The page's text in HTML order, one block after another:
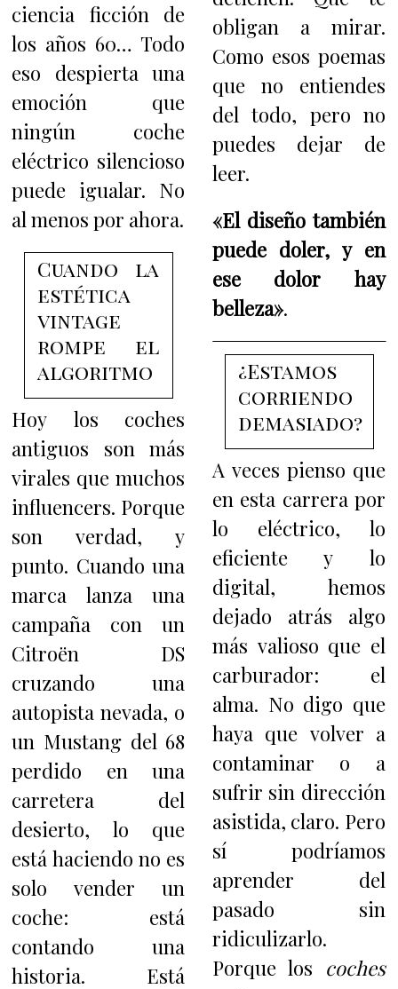
ciencia ficción de
los años 60… Todo
eso despierta una
emoción que
ningún coche
eléctrico silencioso
puede igualar. No
al menos por ahora.
Cuando la
estética
vintage
rompe el
algoritmo
Hoy los coches
antiguos son más
virales que muchos
influencers. Porque
son verdad, y
punto. Cuando una
marca lanza una
campaña con un
Citroën DS
cruzando una
autopista nevada, o
un Mustang del 68
perdido en una
carretera del
desierto, lo que
está haciendo no es
solo vender un
coche: está
contando una
historia. Está
obligan a mirar.
Como esos poemas
que no entiendes
del todo, pero no
puedes dejar de
leer.
«El diseño también
puede doler, y en
ese dolor hay
belleza».
¿Estamos
corriendo
demasiado?
A veces pienso que
en esta carrera por
lo eléctrico, lo
eficiente y lo
digital, hemos
dejado atrás algo
más valioso que el
carburador: el
alma. No digo que
haya que volver a
contaminar o a
sufrir sin dirección
asistida, claro. Pero
sí podríamos
aprender del
pasado sin
ridiculizarlo.
Porque los coches